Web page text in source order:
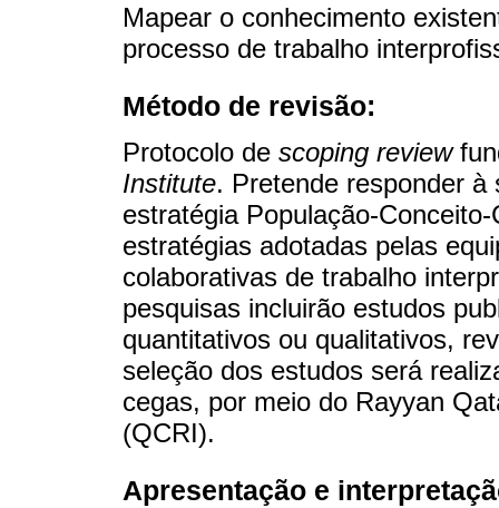
Mapear o conhecimento
processo de trabalho
Método de revisão:
Protocolo de scoping review
Institute. Pretende responder
estratégia População-
estratégias adotadas pelas
colaborativas de trabalho
pesquisas incluirão estudos
quantitativos ou qualitativos,
seleção dos estudos será
cegas, por meio do Rayyan
(QCRI).
Apresentação e